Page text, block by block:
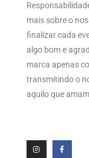
mais sobre o
finalizar cada
algo bom e
marca apenas
transmitindo o
aquilo que